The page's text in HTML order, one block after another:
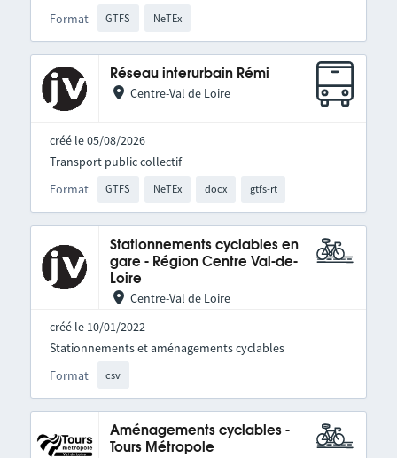
Format GTFS NeTEx
Réseau interurbain Rémi
Centre-Val de Loire
créé le 05/08/2026
Format GTFS NeTEx docx gtfs-rt
Transport public collectif
Stationnements cyclables en
gare - Région Centre Val-de-
Loire
Centre-Val de Loire
créé le 10/01/2022
Format csv
Stationnements et aménagements cyclables
Aménagements cyclables -
Tours Métropole